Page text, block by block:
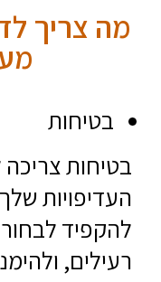
מה צריך
בטיחות
בטיחות
העדיפויות
להקפיד
רעילים,